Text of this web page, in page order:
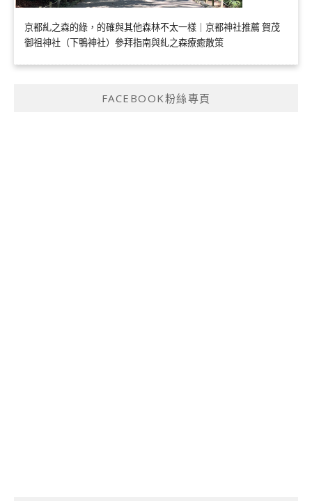
京都糺之森的綠，的確與其他森林不太一樣｜京都神社推薦 賀茂
御祖神社（下鴨神社）參拜指南與糺之森療癒散策
FACEBOOK粉絲專頁